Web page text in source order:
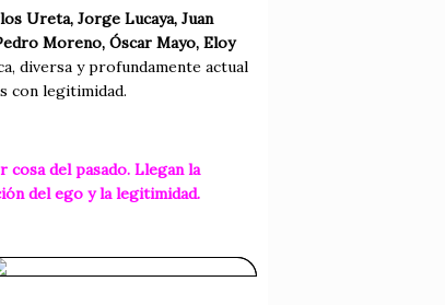
Ureta, Jorge Lucaya, Juan
Moreno, Óscar Mayo, Eloy
diversa y profundamente actual
con legitimidad.
del pasado. Llegan la
del ego y la legitimidad.